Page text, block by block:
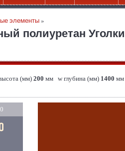
элементы»
полиуретан Уголки
(мм) 200 мм w глубина (мм) 1400 мм